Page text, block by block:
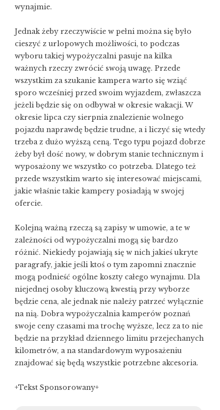
wynajmie.
Jednak żeby rzeczywiście w pełni można się było
cieszyć z urlopowych możliwości, to podczas
wyboru takiej wypożyczalni pasuje na kilka
ważnych rzeczy zwrócić swoją uwagę. Przede
wszystkim za szukanie kampera warto się wziąć
sporo wcześniej przed swoim wyjazdem, zwłaszcza
jeżeli będzie się on odbywał w okresie wakacji. W
okresie lipca czy sierpnia znalezienie wolnego
pojazdu naprawdę będzie trudne, a i liczyć się wtedy
trzeba z dużo wyższą ceną. Tego typu pojazd dobrze
żeby był dość nowy, w dobrym stanie technicznym i
wyposażony we wszystko co potrzeba. Dlatego też
przede wszystkim warto się interesować miejscami,
jakie właśnie takie kampery posiadają w swojej
ofercie.
Kolejną ważną rzeczą są zapisy w umowie, a te w
zależności od wypożyczalni mogą się bardzo
różnić. Niekiedy pojawiają się w nich jakieś ukryte
paragrafy, jakie jeśli ktoś o tym zapomni znacznie
mogą podnieść ogólne koszty całego wynajmu. Dla
niejednej osoby kluczową kwestią przy wyborze
będzie cena, ale jednak nie należy patrzeć wyłącznie
na nią. Dobra wypożyczalnia kamperów poznań
swoje ceny czasami ma trochę wyższe, lecz za to nie
będzie na przykład dziennego limitu przejechanych
kilometrów, a na standardowym wyposażeniu
znajdować się będą wszystkie potrzebne akcesoria.
+Tekst Sponsorowany+